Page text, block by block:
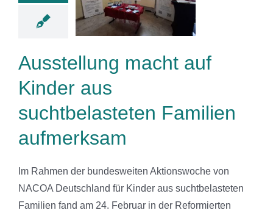
NewsAusstellung macht auf
Kinder aus
suchtbelasteten Familien
aufmerksam
Im Rahmen der bundesweiten Aktionswoche von
NACOA Deutschland für Kinder aus suchtbelasteten
Familien fand am 24. Februar in der Reformierten